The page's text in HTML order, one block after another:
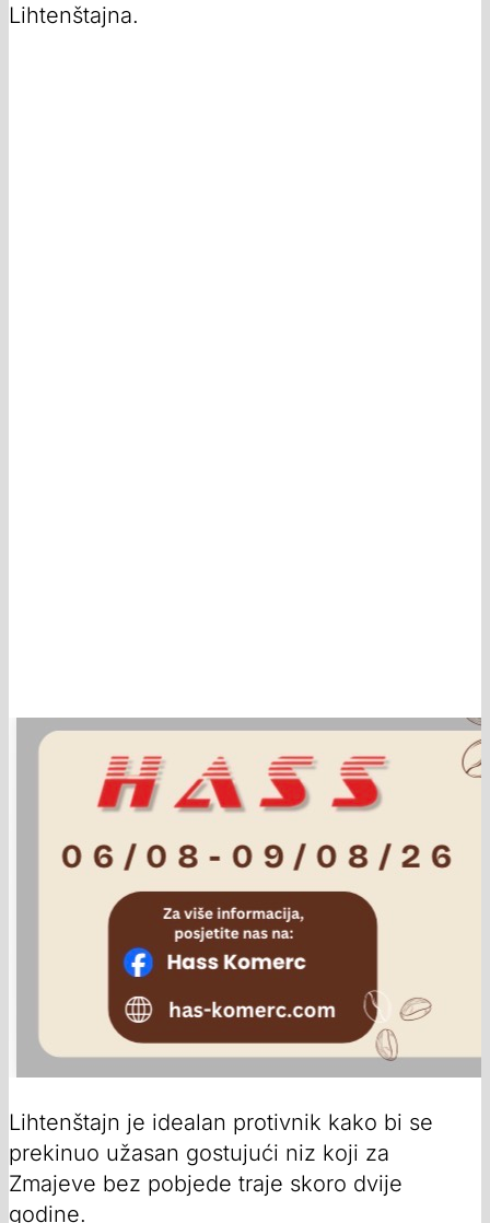
Lihtenštajna.
Lihtenštajn je idealan protivnik kako bi se
prekinuo užasan gostujući niz koji za
Zmajeve bez pobjede traje skoro dvije
godine.